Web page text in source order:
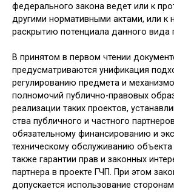
федерального закона ведет или к
другими нормативными актами, или к
раскрытию потенциала данного вида
В принятом в первом чтении
предусматриваются унификация
регулированию предмета и
полномочий публично-правовых
реализации таких проектов,
ства публичного и частного
обязательному финан­сированию и
техническому обслуживанию
также гарантии прав и законных
партнера в проекте ГЧП. При этом
допускается использо­вание